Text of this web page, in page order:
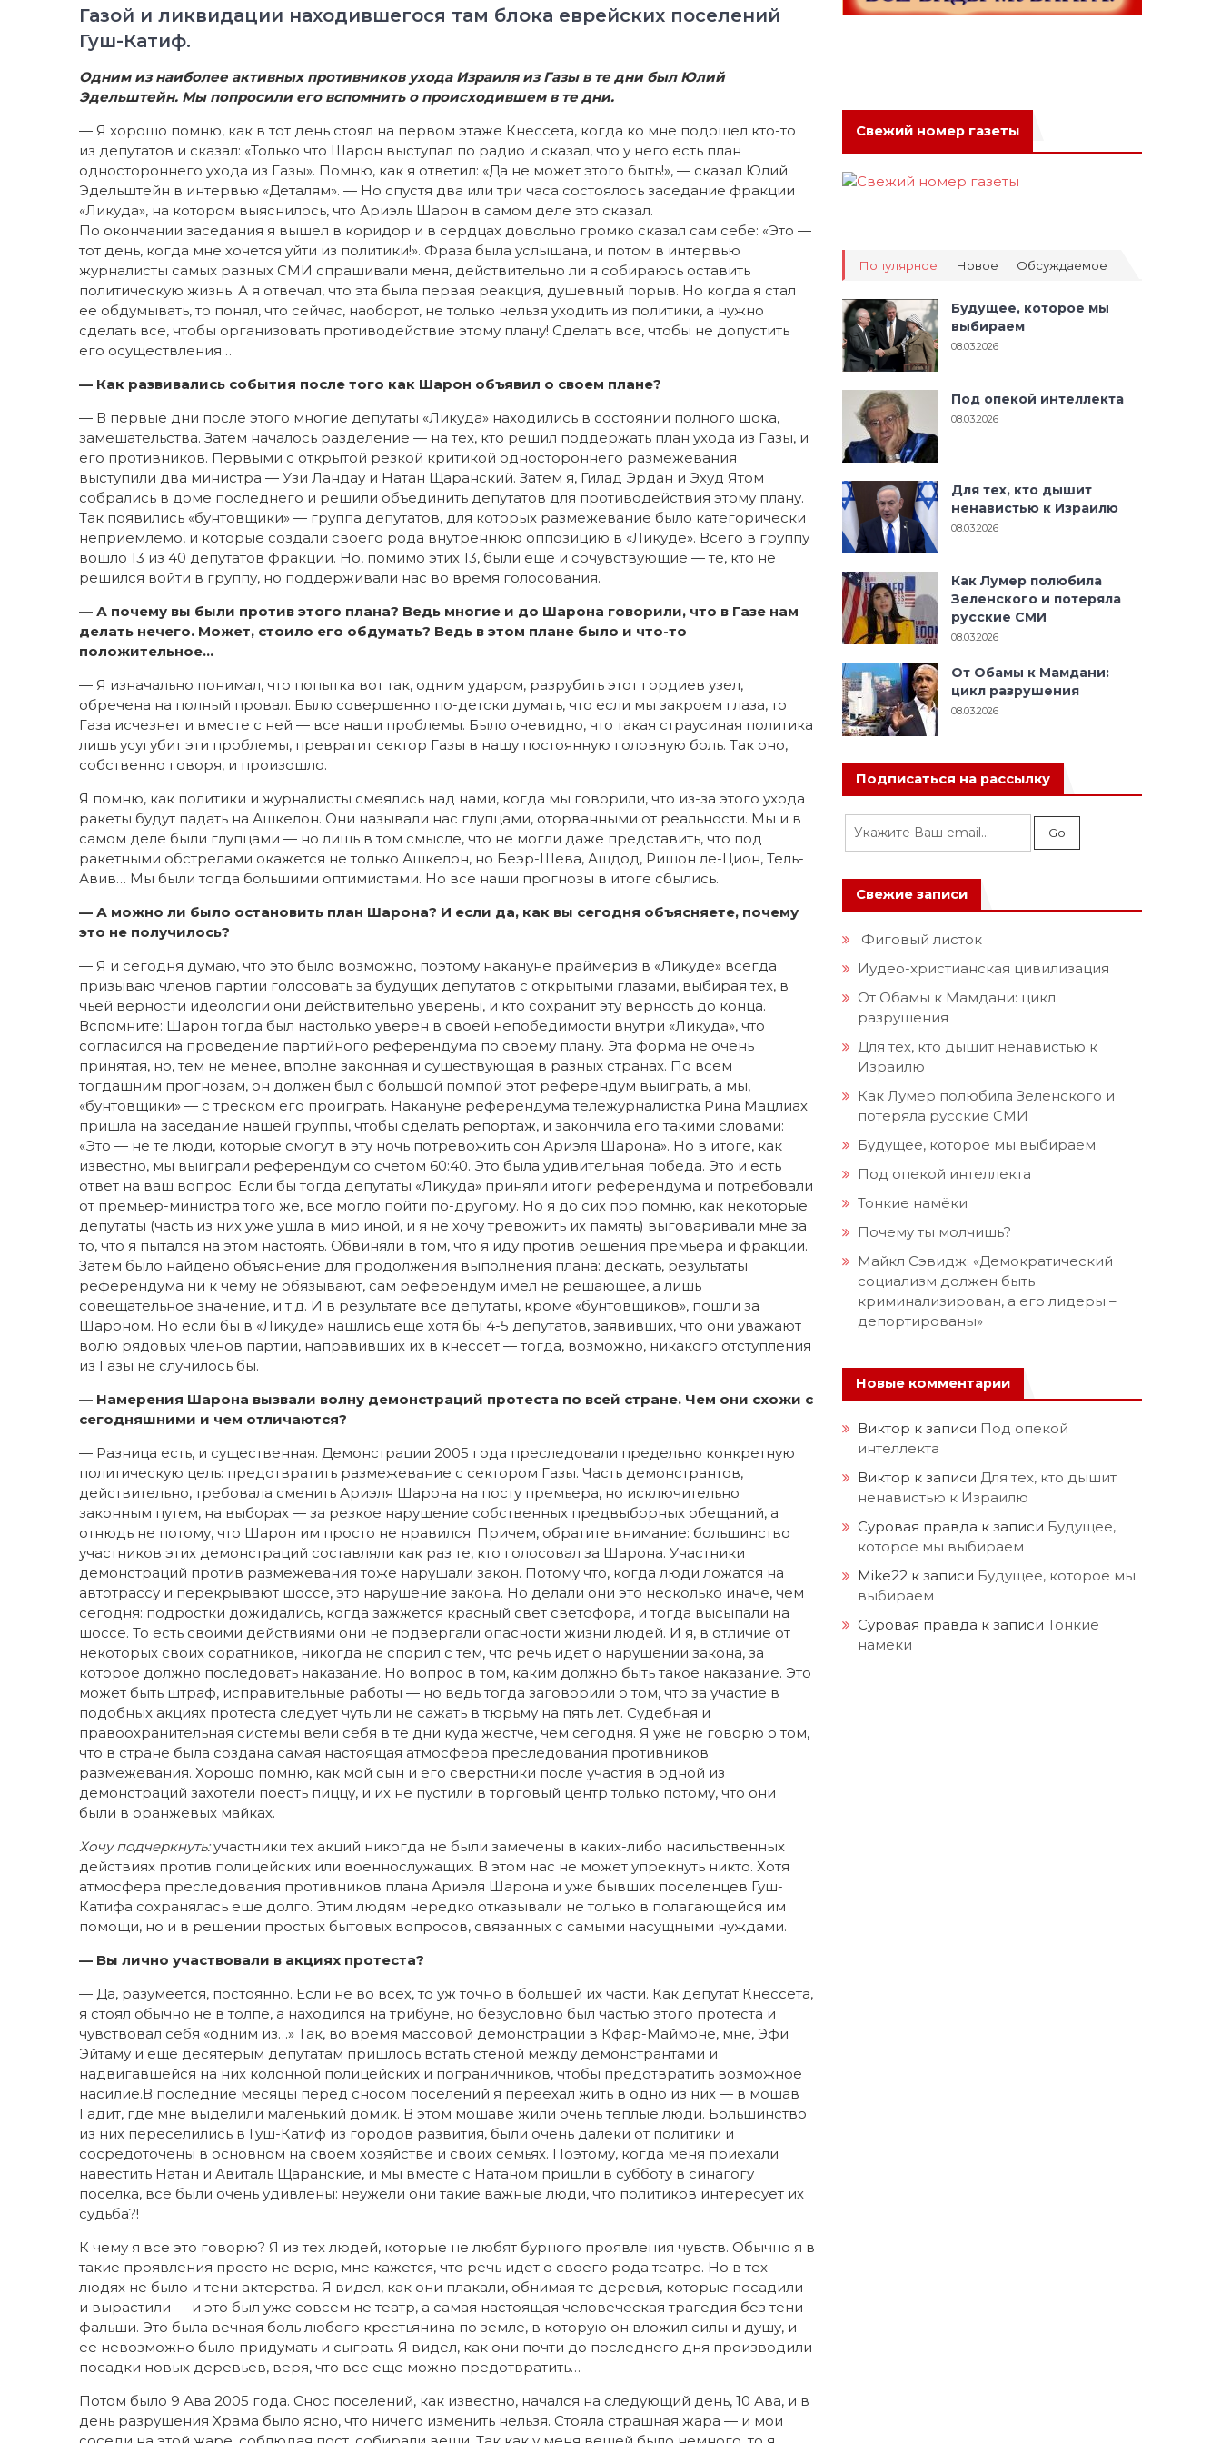
Газой и ликвидации находившегося там блока еврейских поселений
Гуш-Катиф.
Одним из наиболее активных противников ухода Израиля из Газы в те дни был Юлий
Эдельштейн. Мы попросили его вспомнить о происходившем в те дни.
— Я хорошо помню, как в тот день стоял на первом этаже Кнессета, когда ко мне подошел кто-то
из депутатов и сказал: «Только что Шарон выступал по радио и сказал, что у него есть план
одностороннего ухода из Газы». Помню, как я ответил: «Да не может этого быть!», — сказал Юлий
Эдельштейн в интервью «Деталям». — Но спустя два или три часа состоялось заседание фракции
«Ликуда», на котором выяснилось, что Ариэль Шарон в самом деле это сказал.
По окончании заседания я вышел в коридор и в сердцах довольно громко сказал сам себе: «Это —
тот день, когда мне хочется уйти из политики!». Фраза была услышана, и потом в интервью
журналисты самых разных СМИ спрашивали меня, действительно ли я собираюсь оставить
политическую жизнь. А я отвечал, что эта была первая реакция, душевный порыв. Но когда я стал
ее обдумывать, то понял, что сейчас, наоборот, не только нельзя уходить из политики, а нужно
сделать все, чтобы организовать противодействие этому плану! Сделать все, чтобы не допустить
его осуществления…
— Как развивались события после того как Шарон объявил о своем плане?
— В первые дни после этого многие депутаты «Ликуда» находились в состоянии полного шока,
замешательства. Затем началось разделение — на тех, кто решил поддержать план ухода из Газы, и
его противников. Первыми с открытой резкой критикой одностороннего размежевания
выступили два министра — Узи Ландау и Натан Щаранский. Затем я, Гилад Эрдан и Эхуд Ятом
собрались в доме последнего и решили объединить депутатов для противодействия этому плану.
Так появились «бунтовщики» — группа депутатов, для которых размежевание было категорически
неприемлемо, и которые создали своего рода внутреннюю оппозицию в «Ликуде». Всего в группу
вошло 13 из 40 депутатов фракции. Но, помимо этих 13, были еще и сочувствующие — те, кто не
решился войти в группу, но поддерживали нас во время голосования.
— А почему вы были против этого плана? Ведь многие и до Шарона говорили, что в Газе нам
делать нечего. Может, стоило его обдумать? Ведь в этом плане было и что-то
положительное…
— Я изначально понимал, что попытка вот так, одним ударом, разрубить этот гордиев узел,
обречена на полный провал. Было совершенно по-детски думать, что если мы закроем глаза, то
Газа исчезнет и вместе с ней — все наши проблемы. Было очевидно, что такая страусиная политика
лишь усугубит эти проблемы, превратит сектор Газы в нашу постоянную головную боль. Так оно,
собственно говоря, и произошло.
Я помню, как политики и журналисты смеялись над нами, когда мы говорили, что из-за этого ухода
ракеты будут падать на Ашкелон. Они называли нас глупцами, оторванными от реальности. Мы и в
самом деле были глупцами — но лишь в том смысле, что не могли даже представить, что под
ракетными обстрелами окажется не только Ашкелон, но Беэр-Шева, Ашдод, Ришон ле-Цион, Тель-
Авив… Мы были тогда большими оптимистами. Но все наши прогнозы в итоге сбылись.
— А можно ли было остановить план Шарона? И если да, как вы сегодня объясняете, почему
это не получилось?
— Я и сегодня думаю, что это было возможно, поэтому накануне праймериз в «Ликуде» всегда
призываю членов партии голосовать за будущих депутатов с открытыми глазами, выбирая тех, в
чьей верности идеологии они действительно уверены, и кто сохранит эту верность до конца.
Вспомните: Шарон тогда был настолько уверен в своей непобедимости внутри «Ликуда», что
согласился на проведение партийного референдума по своему плану. Эта форма не очень
принятая, но, тем не менее, вполне законная и существующая в разных странах. По всем
тогдашним прогнозам, он должен был с большой помпой этот референдум выиграть, а мы,
«бунтовщики» — с треском его проиграть. Накануне референдума тележурналистка Рина Мацлиах
пришла на заседание нашей группы, чтобы сделать репортаж, и закончила его такими словами:
«Это — не те люди, которые смогут в эту ночь потревожить сон Ариэля Шарона». Но в итоге, как
известно, мы выиграли референдум со счетом 60:40. Это была удивительная победа. Это и есть
ответ на ваш вопрос. Если бы тогда депутаты «Ликуда» приняли итоги референдума и потребовали
от премьер-министра того же, все могло пойти по-другому. Но я до сих пор помню, как некоторые
депутаты (часть из них уже ушла в мир иной, и я не хочу тревожить их память) выговаривали мне за
то, что я пытался на этом настоять. Обвиняли в том, что я иду против решения премьера и фракции.
Затем было найдено объяснение для продолжения выполнения плана: дескать, результаты
референдума ни к чему не обязывают, сам референдум имел не решающее, а лишь
совещательное значение, и т.д. И в результате все депутаты, кроме «бунтовщиков», пошли за
Шароном. Но если бы в «Ликуде» нашлись еще хотя бы 4-5 депутатов, заявивших, что они уважают
волю рядовых членов партии, направивших их в кнессет — тогда, возможно, никакого отступления
из Газы не случилось бы.
— Намерения Шарона вызвали волну демонстраций протеста по всей стране. Чем они схожи с
сегодняшними и чем отличаются?
— Разница есть, и существенная. Демонстрации 2005 года преследовали предельно конкретную
политическую цель: предотвратить размежевание с сектором Газы. Часть демонстрантов,
действительно, требовала сменить Ариэля Шарона на посту премьера, но исключительно
законным путем, на выборах — за резкое нарушение собственных предвыборных обещаний, а
отнюдь не потому, что Шарон им просто не нравился. Причем, обратите внимание: большинство
участников этих демонстраций составляли как раз те, кто голосовал за Шарона. Участники
демонстраций против размежевания тоже нарушали закон. Потому что, когда люди ложатся на
автотрассу и перекрывают шоссе, это нарушение закона. Но делали они это несколько иначе, чем
сегодня: подростки дожидались, когда зажжется красный свет светофора, и тогда высыпали на
шоссе. То есть своими действиями они не подвергали опасности жизни людей. И я, в отличие от
некоторых своих соратников, никогда не спорил с тем, что речь идет о нарушении закона, за
которое должно последовать наказание. Но вопрос в том, каким должно быть такое наказание. Это
может быть штраф, исправительные работы — но ведь тогда заговорили о том, что за участие в
подобных акциях протеста следует чуть ли не сажать в тюрьму на пять лет. Судебная и
правоохранительная системы вели себя в те дни куда жестче, чем сегодня. Я уже не говорю о том,
что в стране была создана самая настоящая атмосфера преследования противников
размежевания. Хорошо помню, как мой сын и его сверстники после участия в одной из
демонстраций захотели поесть пиццу, и их не пустили в торговый центр только потому, что они
были в оранжевых майках.
Хочу подчеркнуть:участники тех акций никогда не были замечены в каких-либо насильственных
действиях против полицейских или военнослужащих. В этом нас не может упрекнуть никто. Хотя
атмосфера преследования противников плана Ариэля Шарона и уже бывших поселенцев Гуш-
Катифа сохранялась еще долго. Этим людям нередко отказывали не только в полагающейся им
помощи, но и в решении простых бытовых вопросов, связанных с самыми насущными нуждами.
— Вы лично участвовали в акциях протеста?
— Да, разумеется, постоянно. Если не во всех, то уж точно в большей их части. Как депутат Кнессета,
я стоял обычно не в толпе, а находился на трибуне, но безусловно был частью этого протеста и
чувствовал себя «одним из…» Так, во время массовой демонстрации в Кфар-Маймоне, мне, Эфи
Эйтаму и еще десятерым депутатам пришлось встать стеной между демонстрантами и
надвигавшейся на них колонной полицейских и пограничников, чтобы предотвратить возможное
насилие.В последние месяцы перед сносом поселений я переехал жить в одно из них — в мошав
Гадит, где мне выделили маленький домик. В этом мошаве жили очень теплые люди. Большинство
из них переселились в Гуш-Катиф из городов развития, были очень далеки от политики и
сосредоточены в основном на своем хозяйстве и своих семьях. Поэтому, когда меня приехали
навестить Натан и Авиталь Щаранские, и мы вместе с Натаном пришли в субботу в синагогу
поселка, все были очень удивлены: неужели они такие важные люди, что политиков интересует их
судьба?!
К чему я все это говорю? Я из тех людей, которые не любят бурного проявления чувств. Обычно я в
такие проявления просто не верю, мне кажется, что речь идет о своего рода театре. Но в тех
людях не было и тени актерства. Я видел, как они плакали, обнимая те деревья, которые посадили
и вырастили — и это был уже совсем не театр, а самая настоящая человеческая трагедия без тени
фальши. Это была вечная боль любого крестьянина по земле, в которую он вложил силы и душу, и
ее невозможно было придумать и сыграть. Я видел, как они почти до последнего дня производили
посадки новых деревьев, веря, что все еще можно предотвратить…
Потом было 9 Ава 2005 года. Снос поселений, как известно, начался на следующий день, 10 Ава, и в
день разрушения Храма было ясно, что ничего изменить нельзя. Стояла страшная жара — и мои
Свежий номер газеты
Популярное Новое Обсуждаемое
Будущее, которое мы
выбираем
08.03.2026
Под опекой интеллекта
08.03.2026
Для тех, кто дышит
ненавистью к Израилю
08.03.2026
Как Лумер полюбила
Зеленского и потеряла
русские СМИ
08.03.2026
От Обамы к Мамдани:
цикл разрушения
08.03.2026
Подписаться на рассылку
Свежие записи
Фиговый листок
Иудео-христианская цивилизация
От Обамы к Мамдани: цикл
разрушения
Для тех, кто дышит ненавистью к
Израилю
Как Лумер полюбила Зеленского и
потеряла русские СМИ
Будущее, которое мы выбираем
Под опекой интеллекта
Тонкие намёки
Почему ты молчишь?
Майкл Сэвидж: «Демократический
социализм должен быть
криминализирован, а его лидеры –
депортированы»
Новые комментарии
Виктор к записи Под опекой
интеллекта
Виктор к записи Для тех, кто дышит
ненавистью к Израилю
Суровая правда к записи Будущее,
которое мы выбираем
Mike22 к записи Будущее, которое мы
выбираем
Суровая правда к записи Тонкие
намёки